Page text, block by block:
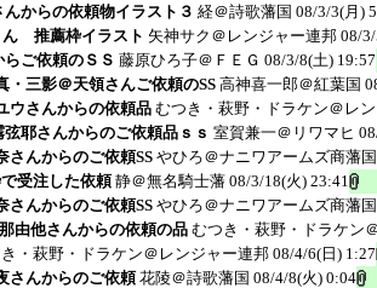
んからの依頼物イラスト３ 経＠詩歌藩国 08/3/3(月)
ん 推薦枠イラスト 矢神サク＠レンジャー連邦 08/
ご依頼のＳＳ 藤原ひろ子＠ＦＥＧ 08/3/8(土) 19:57
・三影＠天領さんご依頼のSS 高神喜一郎＠紅葉国
さんからの依頼品 むつき・萩野・ドラケン＠レ
耶さんからのご依頼品ｓｓ 室賀兼一＠リワマヒ
さんからのご依頼SS やひろ＠ナニワアームズ商藩国
受注した依頼 静＠無名騎士藩 08/3/18(火) 23:41
さんからのご依頼SS やひろ＠ナニワアームズ商藩国
他さんからの依頼の品 むつき・萩野・ドラケン
・萩野・ドラケン＠レンジャー連邦 08/4/6(日) 1:27
さんからのご依頼 花陵＠詩歌藩国 08/4/8(火) 0:04